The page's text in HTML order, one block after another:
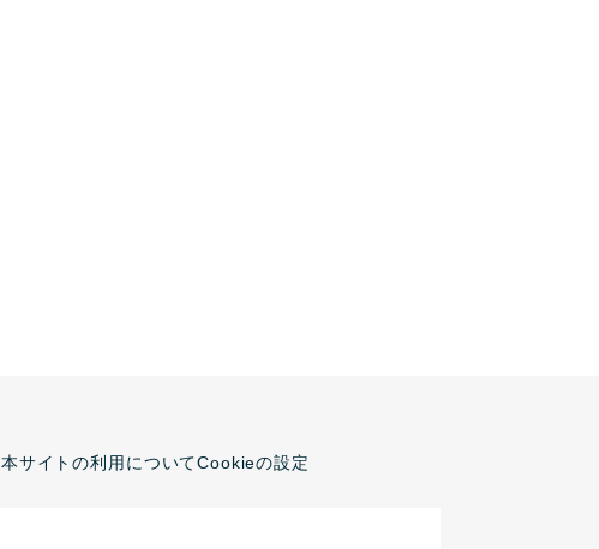
本サイトの利用についてCookieの設定